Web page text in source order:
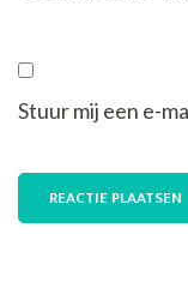
Stuur mij een e-